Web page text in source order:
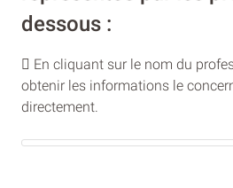
dessous :
En cliquant sur le nom du
obtenir les informations le
directement.